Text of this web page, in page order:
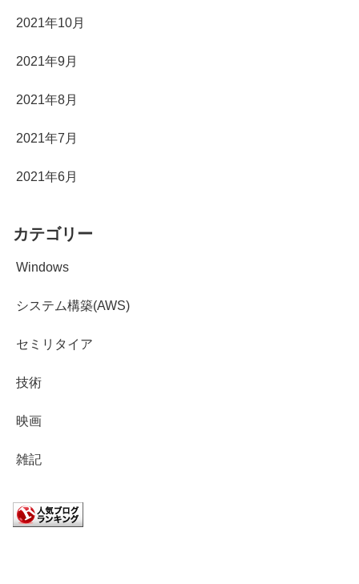
2021年10月
2021年9月
2021年8月
2021年7月
2021年6月
カテゴリー
Windows
システム構築(AWS)
セミリタイア
技術
映画
雑記